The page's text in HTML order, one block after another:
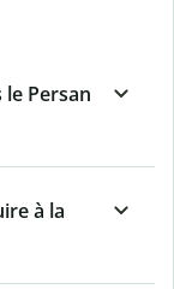
Persan
à la